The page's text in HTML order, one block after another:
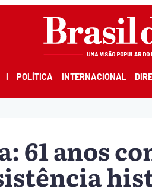
I POLÍTICA INTERNACIONAL
61 anos